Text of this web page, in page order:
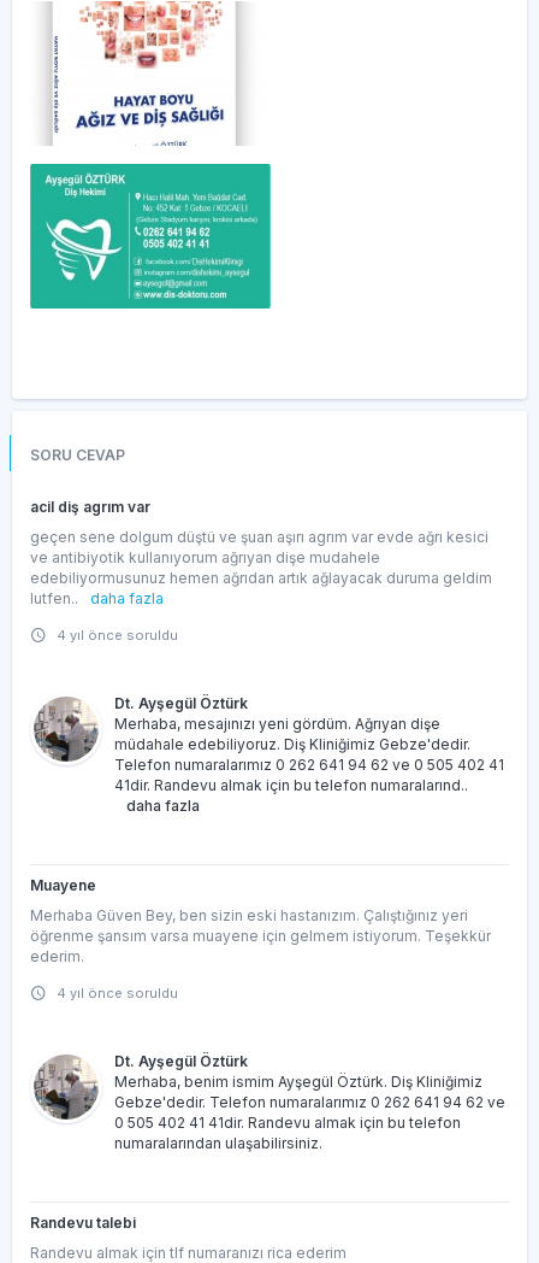
SORU CEVAP
acil diş agrım var
geçen sene dolgum düştü ve şuan aşırı agrım var evde ağrı kesici
ve antibiyotik kullanıyorum ağrıyan dişe mudahele
edebiliyormusunuz hemen ağrıdan artık ağlayacak duruma geldim
lutfen..
daha fazla
4 yıl önce soruldu
Dt. Ayşegül Öztürk
Merhaba, mesajınızı yeni gördüm. Ağrıyan dişe
müdahale edebiliyoruz. Diş Kliniğimiz Gebze'dedir.
Telefon numaralarımız 0 262 641 94 62 ve 0 505 402 41
41dir. Randevu almak için bu telefon numaralarınd..
daha fazla
Muayene
Merhaba Güven Bey, ben sizin eski hastanızım. Çalıştığınız yeri
öğrenme şansım varsa muayene için gelmem istiyorum. Teşekkür
ederim.
4 yıl önce soruldu
Dt. Ayşegül Öztürk
Merhaba, benim ismim Ayşegül Öztürk. Diş Kliniğimiz
Gebze'dedir. Telefon numaralarımız 0 262 641 94 62 ve
0 505 402 41 41dir. Randevu almak için bu telefon
numaralarından ulaşabilirsiniz.
Randevu talebi
Randevu almak için tlf numaranızı rica ederim